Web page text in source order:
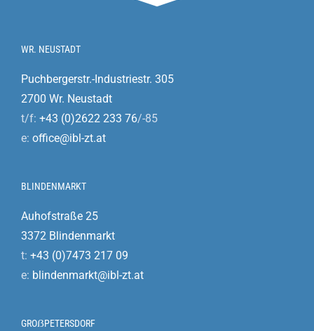
WR. NEUSTADT
Puchbergerstr.-Industriestr. 305
2700 Wr. Neustadt
t/f: +43 (0)2622 233 76/-85
e: office@ibl-zt.at
BLINDENMARKT
Auhofstraße 25
3372 Blindenmarkt
t: +43 (0)7473 217 09
e: blindenmarkt@ibl-zt.at
GROẞPETERSDORF